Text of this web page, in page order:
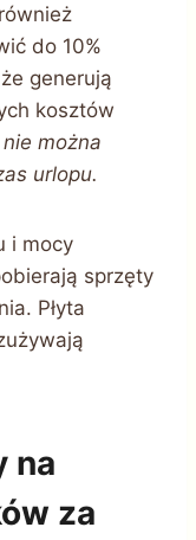
do 10%
generują
kosztów
można
urlopu.
i mocy
sprzęty
Płyta
na
za